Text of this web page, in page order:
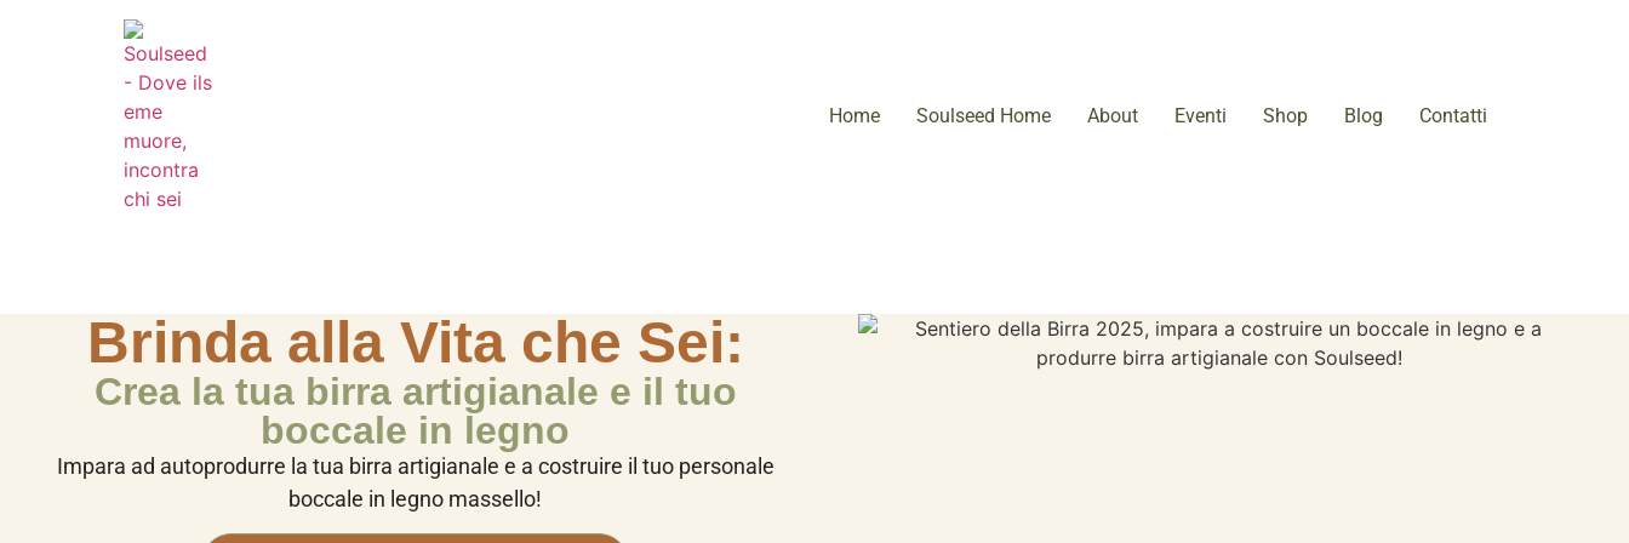
Home Soulseed Home About Eventi Shop Blog Contatti
Brinda alla Vita che Sei:
Crea la tua birra artigianale e il tuo
boccale in legno
Impara ad autoprodurre la tua birra artigianale e a costruire il tuo personale
boccale in legno massello!